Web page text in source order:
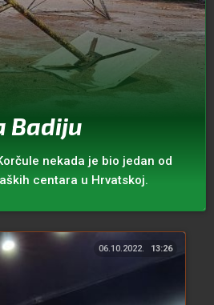
Badiju
nekada je bio jedan od
centara u Hrvatskoj.
06.10.2022. 13:26